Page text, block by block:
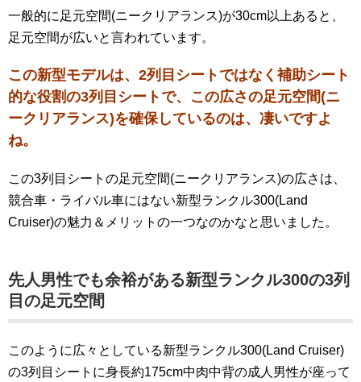
一般的に足元空間(ニークリアランス)が30cm以上あると、
足元空間が広いと言われています。
この新型モデルは、2列目シートではなく補助シート
的な役割の3列目シートで、この広さの足元空間(ニ
ークリアランス)を確保しているのは、凄いですよ
ね。
この3列目シートの足元空間(ニークリアランス)の広さは、
競合車・ライバル車にはない新型ランクル300(Land
Cruiser)の魅力＆メリットの一つなのかなと思いました。
先人男性でも余裕がある新型ランクル300の3列
目の足元空間
このように広々としている新型ランクル300(Land Cruiser)
の3列目シートに身長約175cm中肉中背の成人男性が座って